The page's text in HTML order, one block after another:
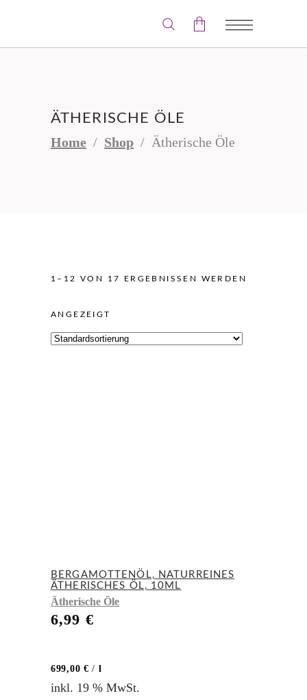
ÄTHERISCHE ÖLE
Home / Shop / Ätherische Öle
1–12 VON 17 ERGEBNISSEN WERDEN
ANGEZEIGT
BERGAMOTTENÖL, NATURREINES
ÄTHERISCHES ÖL, 10ML
Ätherische Öle
6,99 €
699,00 € / l
inkl. 19 % MwSt.